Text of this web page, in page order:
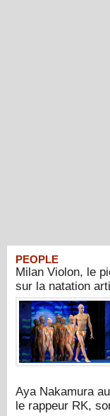
PEOPLE
Milan Violon, le
sur la natation
Aya Nakamura
le rappeur RK,